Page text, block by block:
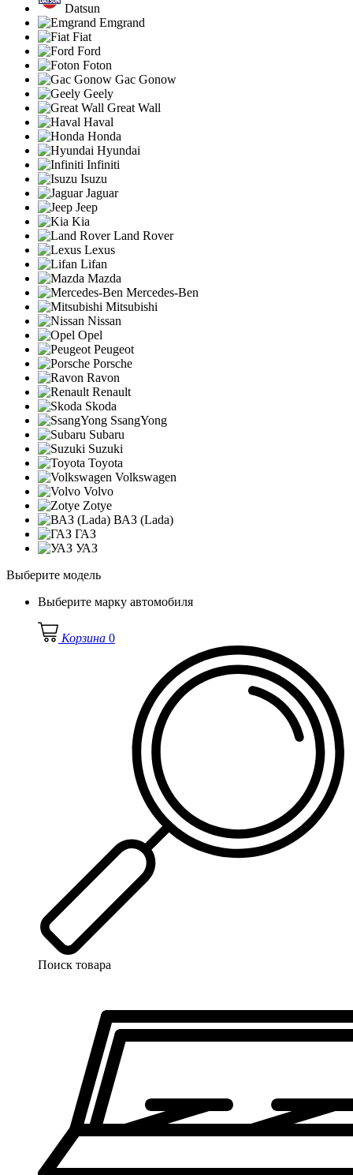
Datsun
Emgrand
Fiat
Ford
Foton
Gac Gonow
Geely
Great Wall
Haval
Honda
Hyundai
Infiniti
Isuzu
Jaguar
Jeep
Kia
Land Rover
Lexus
Lifan
Mazda
Mercedes-Ben
Mitsubishi
Nissan
Opel
Peugeot
Porsche
Ravon
Renault
Skoda
SsangYong
Subaru
Suzuki
Toyota
Volkswagen
Volvo
Zotye
ВАЗ (Lada)
ГАЗ
УАЗ
Выберите модель
Выберите марку автомобиля
Корзина 0
Поиск товара